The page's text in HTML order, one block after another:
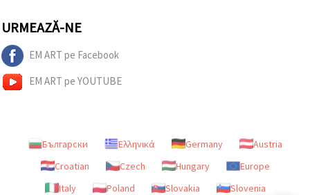
URMEAZĂ-NE
EM ART pe Facebook
EM ART pe YOUTUBE
Български Ελληνικά Germany
Austria
Croatian
Czech Hungary
Europe
Italy
Poland Slovakia Slovenia